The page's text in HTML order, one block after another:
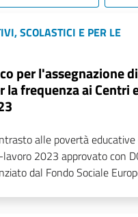
SCOLASTICI E PER LE
per l'assegnazione
frequenza ai Centri
alle povertà educative
2023 approvato con
dal Fondo Sociale